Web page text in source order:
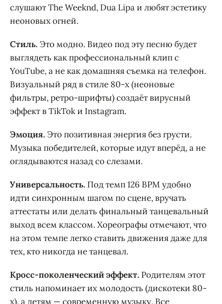
слушают The Weeknd, Dua Lipa и любят эстетику
неоновых огней.
Стиль. Это модно. Видео под эту песню будет
выглядеть как профессиональный клип с
YouTube, а не как домашняя съемка на телефон.
Визуальный ряд в стиле 80-х (неоновые
фильтры, ретро-шрифты) создаёт вирусный
эффект в TikTok и Instagram.
Эмоция. Это позитивная энергия без грусти.
Музыка победителей, которые идут вперёд, а не
оглядываются назад со слезами.
Универсальность. Под темп 126 BPM удобно
идти синхронным шагом по сцене, вручать
аттестаты или делать финальный танцевальный
выход всем классом. Хореографы отмечают, что
на этом темпе легко ставить движения даже для
тех, кто никогда не танцевал.
Кросс-поколенческий эффект. Родителям этот
стиль напоминает их молодость (дискотеки 80-
х), а детям — современную музыку. Все